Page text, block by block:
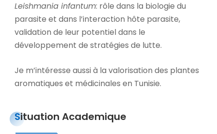
Leishmania infantum: rôle dans la biologie du
parasite et dans l’interaction hôte parasite,
validation de leur potentiel dans le
développement de stratégies de lutte.
Je m’intéresse aussi à la valorisation des plantes
aromatiques et médicinales en Tunisie.
Situation Academique